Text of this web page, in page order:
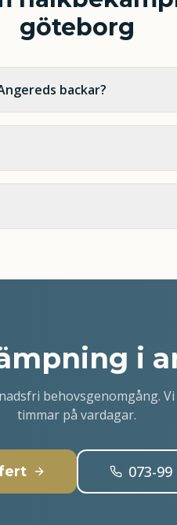
göteborg
backar?
i
behovsgenomgång.
timmar på vardagar.
073-99